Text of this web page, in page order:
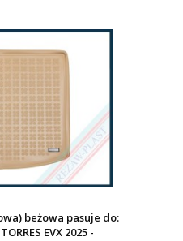
beżowa pasuje do:
EVX 2025 -